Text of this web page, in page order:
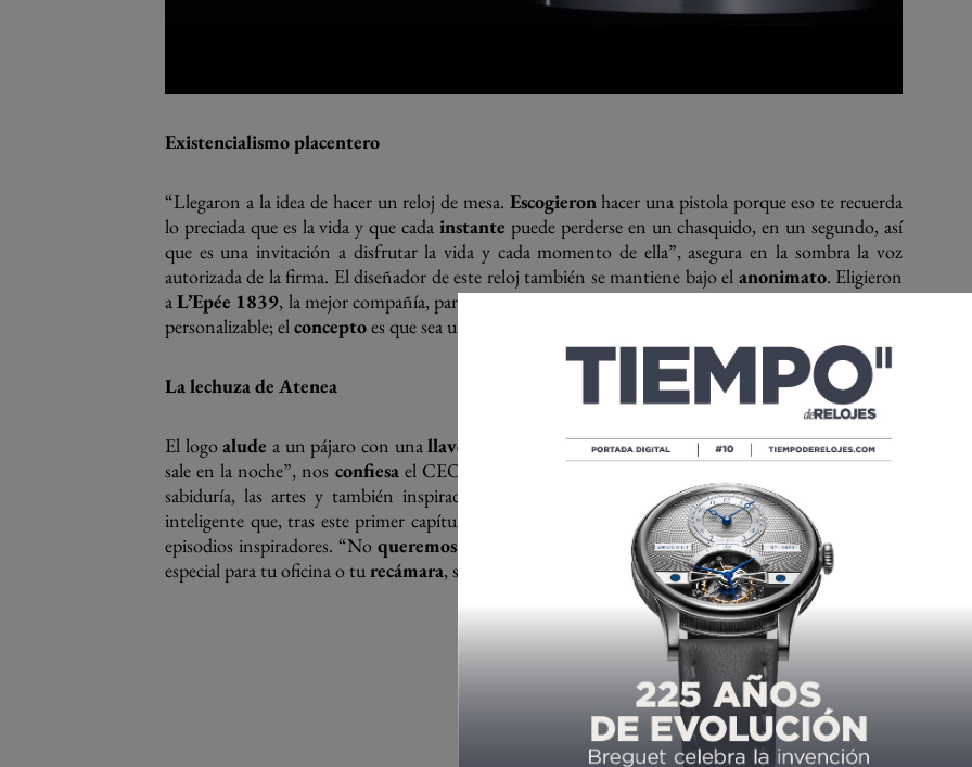
Existencialismo placentero
“Llegaron a la idea de hacer un reloj de mesa. Escogieronhacer una pistola porque eso te recuerda
lo preciada que es la vida y que cada instante puede perderse en un chasquido, en un segundo, así
que es una invitación a disfrutar la vida y cada momento de ella”, asegura en la sombra la voz
autorizada de la firma. El diseñador de este reloj también se mantiene bajo el anonimato. Eligieron
aL’Epée 1839, la mejor compañía, para realizar estos productos. “Algo especial, diferente y que sea
personalizable; elconceptoes que sea una pieza única”.
La lechuza de Atenea
El logoalude a un pájaro con unallave búhoporque también es un animal discreto, solo
sale en la noche”, nos confiesael CEO. Es el pájaro que acompaña a
sabiduría, las artes y también inspiradora y protectora de los artesanos. Una mirada
inteligente que, tras este primer capítulo con el reloj de mesa, anuncia que la historia trae nuevos
episodios inspiradores. “Noqueremos podríaser un muebledesarrollado
especial para tu oficina o turecámara, seas hombre o mujer”. Una sociedadsecretasin límites.